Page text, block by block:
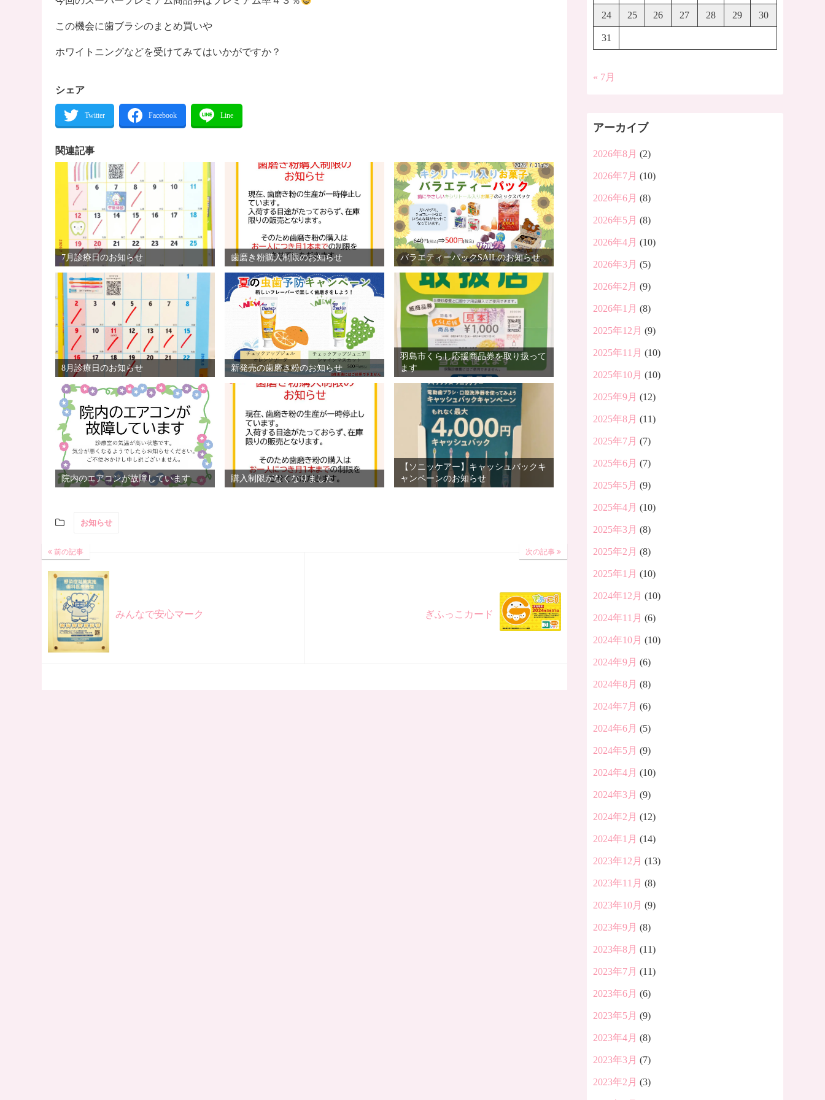
この機会に歯ブラシのまとめ買いや
ホワイトニングなどを受けてみてはいかがですか？
シェア
関連記事
7月診療日のお知らせ 歯磨き粉購入制限のお知らせ バラエティーパックSAILのお知らせ
8月診療日のお知らせ 新発売の歯磨き粉のお知らせ
羽島市くらし応援商品券を取り扱って
ます
院内のエアコンが故障しています 購入制限がなくなりました
【ソニッケアー】キャッシュバックキ
ャンペーンのお知らせ
お知らせ
前の記事
みんなで安心マーク
次の記事
ぎふっこカード
24 25 26 27 28 29 30
31
« 7月
アーカイブ
2026年8月 (2)
2026年7月 (10)
2026年6月 (8)
2026年5月 (8)
2026年4月 (10)
2026年3月 (5)
2026年2月 (9)
2026年1月 (8)
2025年12月 (9)
2025年11月 (10)
2025年10月 (10)
2025年9月 (12)
2025年8月 (11)
2025年7月 (7)
2025年6月 (7)
2025年5月 (9)
2025年4月 (10)
2025年3月 (8)
2025年2月 (8)
2025年1月 (10)
2024年12月 (10)
2024年11月 (6)
2024年10月 (10)
2024年9月 (6)
2024年8月 (8)
2024年7月 (6)
2024年6月 (5)
2024年5月 (9)
2024年4月 (10)
2024年3月 (9)
2024年2月 (12)
2024年1月 (14)
2023年12月 (13)
2023年11月 (8)
2023年10月 (9)
2023年9月 (8)
2023年8月 (11)
2023年7月 (11)
2023年6月 (6)
2023年5月 (9)
2023年4月 (8)
2023年3月 (7)
2023年2月 (3)